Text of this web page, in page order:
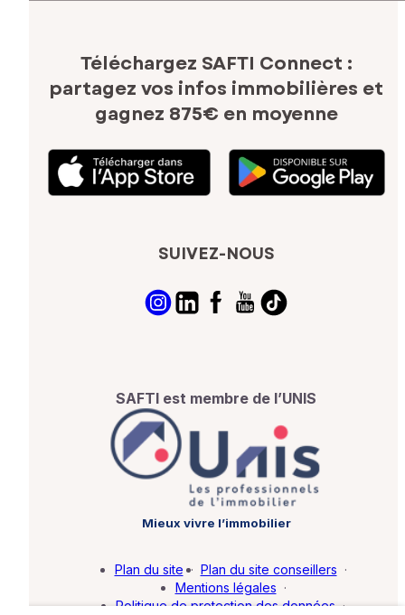
Téléchargez SAFTI Connect :
partagez vos infos immobilières et
gagnez 875€ en moyenne
SUIVEZ-NOUS
SAFTI est membre de l’UNIS
Mieux vivre l’immobilier
Plan du site · Plan du site conseillers ·
Mentions légales ·
Politique de protection des données ·